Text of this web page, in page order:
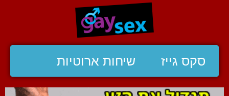
סקס גייז שיחות ארוטיות